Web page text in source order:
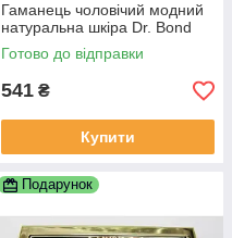
Гаманець чоловічий модний
натуральна шкіра Dr. Bond
Готово до відправки
541 ₴
Купити
Подарунок